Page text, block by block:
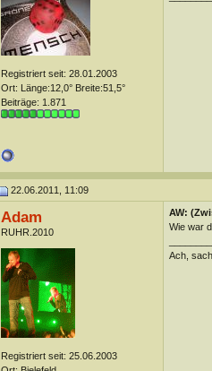
Registriert seit: 28.01.2003
Ort: Länge:12,0° Breite:51,5°
Beiträge: 1.871
22.06.2011, 11:09
Adam
RUHR.2010
Registriert seit: 25.06.2003
AW:
Wie war
Ach,